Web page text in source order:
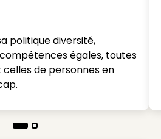
politique diversité,
égales, toutes
de personnes en